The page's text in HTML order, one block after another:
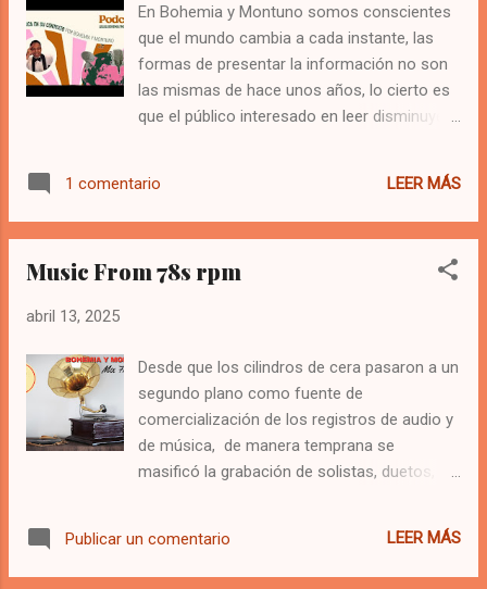
diciembre de 2023 se publicó una pequeña
biografía de Pancho en la separata Íconos
de la Música Cubana, del portal web
www.cadenahabana.icrt.cu , su autor, Jesús
Dueñas Becerra consignó lo siguiente:
con la orquesta del maestro Joaquín
En Bohemia y Montuno somos conscientes
que el mundo cambia a cada instante, las
formas de presentar la información no son
las mismas de hace unos años, lo cierto es
que el público interesado en leer disminuye
en esta nueva aventura, un podcast que aún
no definimos que formato tendrá, pero que
les traeremos con todo el cariño y la mayor
establecer el formato en que se presentaría
votación como marco de referencia,
utilizaremos una mixtura de todas las
opciones, para darle gusto a los electores,
con Bohemia y Montuno, ganan todos!
1 comentario LEER MÁS
Music From 78s rpm
abril 13, 2025
Desde que los cilindros de cera pasaron a un
segundo plano como fuente de
comercialización de los registros de audio y
de música, de manera temprana se
masificó la grabación de solistas, duetos,
culturales de todos los rincones del planeta.
La música latina no fue la excepción, y
Publicar un comentario LEER MÁS